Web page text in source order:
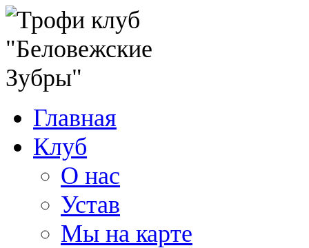
Главная
Клуб
О нас
Устав
Мы на карте